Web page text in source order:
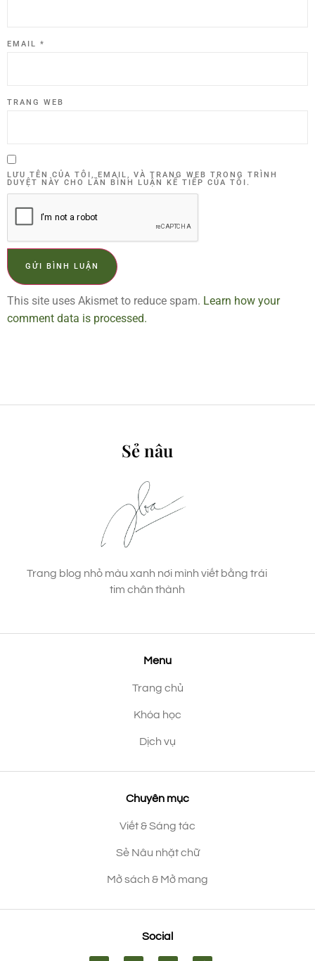
EMAIL *
TRANG WEB
LƯU TÊN CỦA TÔI, EMAIL, VÀ TRANG WEB TRONG TRÌNH
DUYỆT NÀY CHO LẦN BÌNH LUẬN KẾ TIẾP CỦA TÔI.
This site uses Akismet to reduce spam. Learn how your
comment data is processed.
Sẻ nâu
Trang blog nhỏ màu xanh nơi mình viết bằng trái
tim chân thành
Menu
Trang chủ
Khóa học
Dịch vụ
Chuyên mục
Viết & Sáng tác
Sẻ Nâu nhặt chữ
Mở sách & Mở mang
Social